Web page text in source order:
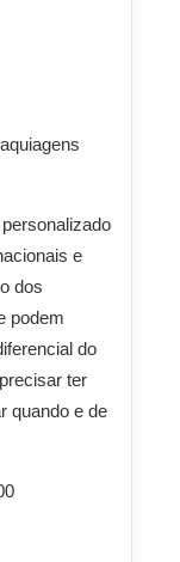
e
dos
podem
do
ter
quando e de